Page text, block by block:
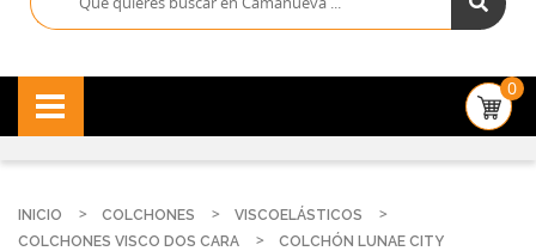
0
INICIO COLCHONES
VISCOELÁSTICOS
COLCHONES VISCO DOS CARA
COLCHÓN LUNAE CITY